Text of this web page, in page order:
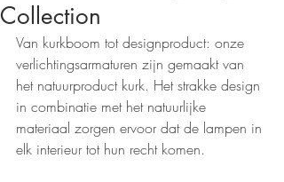
Collection
Van kurkboom tot designproduct: onze
verlichtingsarmaturen zijn gemaakt van
het natuurproduct kurk. Het strakke design
in combinatie met het natuurlijke
materiaal zorgen ervoor dat de lampen in
elk interieur tot hun recht komen.